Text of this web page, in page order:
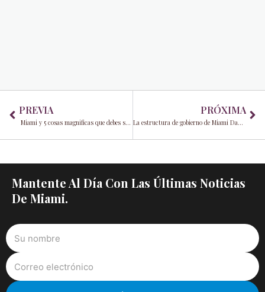
PREVIA
Miami y 5 cosas magnificas que debes saber
PRÓXIMA
La estructura de gobierno de Miami Dade y cómo funciona
Mantente Al Día Con Las Últimas Noticias
De Miami.